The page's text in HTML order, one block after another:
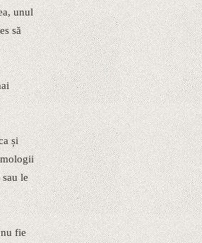
unul
să
și
le
fie